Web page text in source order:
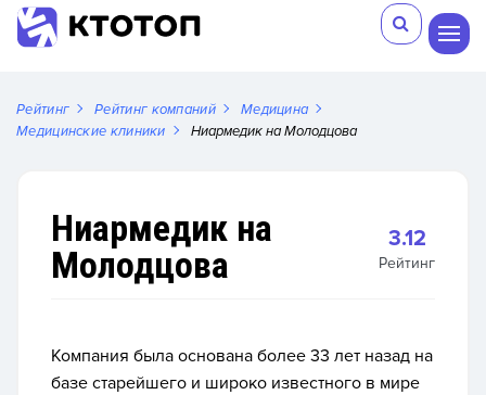
Рейтинг Рейтинг компаний
Медицина
Медицинские клиники
Ниармедик на Молодцова
Ниармедик на
Молодцова
3.12
Рейтинг
Компания была основана более 33 лет назад на
базе старейшего и широко известного в мире